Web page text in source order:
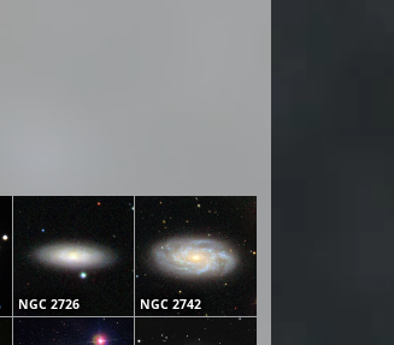
NGC 2726 NGC 2742